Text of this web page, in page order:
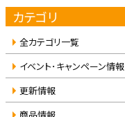
カテゴリ
全カテゴリ一覧
イベント･キャンペーン情報
更新情報
商品情報